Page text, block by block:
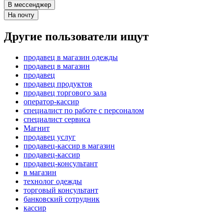
В мессенджер
На почту
Другие пользователи ищут
продавец в магазин одежды
продавец в магазин
продавец
продавец продуктов
продавец торгового зала
оператор-кассир
специалист по работе с персоналом
специалист сервиса
Магнит
продавец услуг
продавец-кассир в магазин
продавец-кассир
продавец-консультант
в магазин
технолог одежды
торговый консультант
банковский сотрудник
кассир